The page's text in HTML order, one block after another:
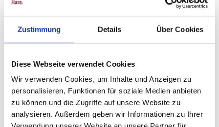
Zustimmung Details Über Cookies
Diese Webseite verwendet Cookies
Wir verwenden Cookies, um Inhalte und Anzeigen zu
personalisieren, Funktionen für soziale Medien anbieten
zu können und die Zugriffe auf unsere Website zu
analysieren. Außerdem geben wir Informationen zu Ihrer
aus Richtung Halberstadt /Blankenburg
TIPP:
Mit dem Harzer UrlaubsTicket sind Sie kostenlos mobil im
gesamten Harzkreis.